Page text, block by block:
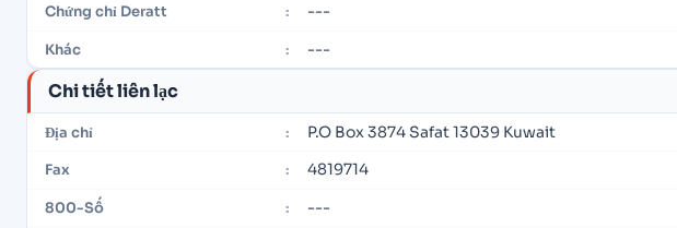
Chứng chỉ Deratt : ---
Khác : ---
Chi tiết liên lạc
Địa chỉ : P.O Box 3874 Safat 13039 Kuwait
Fax : 4819714
800-Số : ---